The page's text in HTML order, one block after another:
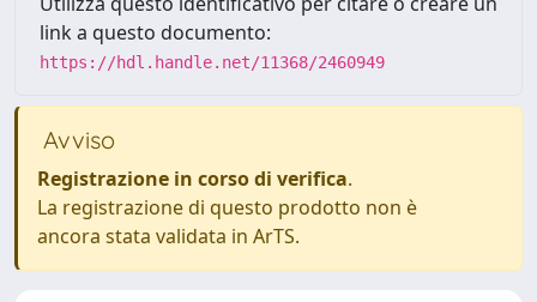
link a questo documento:
https://hdl.handle.net/11368/2460949
Avviso
Registrazione in corso di verifica.
La registrazione di questo prodotto non è
ancora stata validata in ArTS.